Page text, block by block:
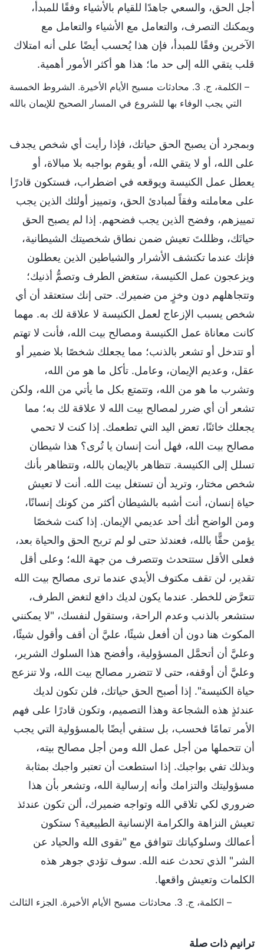
أجل الحق، والسعي جاهدًا للقيام بالأشياء وفقًا للمبدأ،
ويمكنك التصرف، والتعامل مع الأشياء والتعامل مع
الآخرين وفقًا للمبدأ، فإن هذا يُحسب أيضًا على أنه امتلاك
قلب يتقي الله إلى حد ما؛ هذا هو أكثر الأمور أهمية.
– الكلمة، ج. 3. محادثات مسيح الأيام الأخيرة. الشروط الخمسة
التي يجب الوفاء بها للشروع في المسار الصحيح للإيمان بالله
وبمجرد أن يصبح الحق حياتك، فإذا رأيت أي شخص يجدف
على الله، أو لا يتقي الله، أو يقوم بواجبه بلا مبالاة، أو
يعطل عمل الكنيسة ويوقعه في اضطراب، فستكون قادرًا
على معاملته وفقاً لمبادئ الحق، وتمييز أولئك الذين يجب
تمييزهم، وفضح الذين يجب فضحهم. إذا لم يصبح الحق
حياتَك، وظللتَ تعيش ضمن نطاق شخصيتك الشيطانية،
فإنك عندما تكتشف الأشرار والشياطين الذين يعطلون
ويزعجون عمل الكنيسة، ستغض الطرف وتصمُّ أذنيك؛
وتتجاهلهم دون وخزٍ من ضميرك. حتى إنك ستعتقد أن أي
شخص يسبب الإزعاج لعمل الكنيسة لا علاقة لك به. مهما
كانت معاناة عمل الكنيسة ومصالح بيت الله، فأنت لا تهتم
أو تتدخل أو تشعر بالذنب؛ مما يجعلك شخصًا بلا ضمير أو
عقل، وعديم الإيمان، وعامل. تأكل ما هو من الله،
وتشرب ما هو من الله، وتتمتع بكل ما يأتي من الله، ولكن
تشعر أن أي ضرر لمصالح بيت الله لا علاقة لك به؛ مما
يجعلك خائنًا، تعض اليد التي تطعمك. إذا كنت لا تحمي
مصالح بيت الله، فهل أنت إنسان يا تُرى؟ هذا شيطان
تسلل إلى الكنيسة. تتظاهر بالإيمان بالله، وتتظاهر بأنك
شخص مختار، وتريد أن تستغل بيت الله. أنت لا تعيش
حياة إنسان، أنت أشبه بالشيطان أكثر من كونك إنسانًا،
ومن الواضح أنك أحد عديمي الإيمان. إذا كنت شخصًا
يؤمن حقًّا بالله، فعندئذ حتى لو لم تربح الحق والحياة بعد،
فعلى الأقل ستتحدث وتتصرف من جهة الله؛ وعلى أقل
تقدير، لن تقف مكتوف الأيدي عندما ترى مصالح بيت الله
تتعرَّض للخطر. عندما يكون لديك دافع لتغض الطرف،
ستشعر بالذنب وعدم الراحة، وستقول لنفسك، "لا يمكنني
المكوث هنا دون أن أفعل شيئًا، عليَّ أن أقف وأقول شيئًا،
وعليَّ أن أتحمَّل المسؤولية، وأفضح هذا السلوك الشرير،
وعليَّ أن أوقفه، حتى لا تتضرر مصالح بيت الله، ولا تنزعج
حياة الكنيسة". إذا أصبح الحق حياتك، فلن تكون لديك
عندئذٍ هذه الشجاعة وهذا التصميم، وتكون قادرًا على فهم
الأمر تمامًا فحسب، بل ستفي أيضًا بالمسؤولية التي يجب
أن تتحملها من أجل عمل الله ومن أجل مصالح بيته،
وبذلك تفي بواجبك. إذا استطعت أن تعتبر واجبك بمثابة
مسؤوليتك والتزامك وأنه إرسالية الله، وتشعر بأن هذا
ضروري لكي تلاقي الله وتواجه ضميرك، ألن تكون عندئذ
تعيش النزاهة والكرامة الإنسانية الطبيعية؟ ستكون
أعمالك وسلوكياتك تتوافق مع "تقوى الله والحياد عن
الشر" الذي تحدث عنه الله. سوف تؤدي جوهر هذه
الكلمات وتعيش واقعها.
– الكلمة، ج. 3. محادثات مسيح الأيام الأخيرة. الجزء الثالث
ترانيم ذات صلة